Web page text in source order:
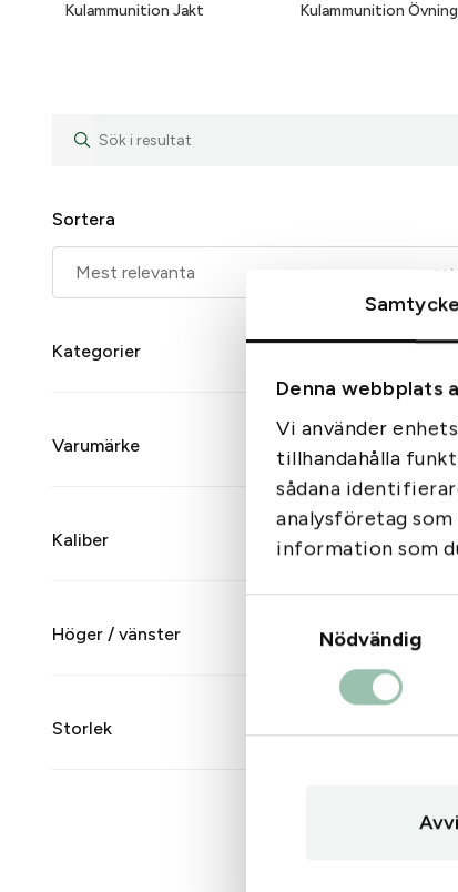
Samtycke
Denna webbplats
Vi använder
tillhandahålla
sådana
analysföretag
information som
Nödvändig
Kulammunition Jakt Kulammunition Övning
Sortera
Kategorier
Varumärke
Kaliber
Höger / vänster
Storlek